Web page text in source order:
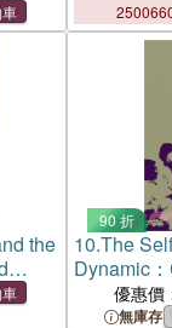
the
90 折
10.The
Dynamic
and Action
優惠價
無庫存